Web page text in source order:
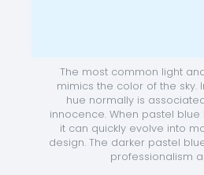
The most common light
mimics the color of the sky.
hue normally is
innocence. When pastel
it can quickly evolve into
design. The darker pastel
professionalism